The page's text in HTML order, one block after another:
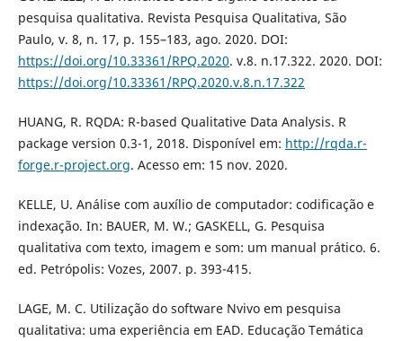
pesquisa qualitativa. Revista Pesquisa Qualitativa, São
Paulo, v. 8, n. 17, p. 155–183, ago. 2020. DOI:
https://doi.org/10.33361/RPQ.2020. v.8. n.17.322. 2020. DOI:
https://doi.org/10.33361/RPQ.2020.v.8.n.17.322
HUANG, R. RQDA: R-based Qualitative Data Analysis. R
package version 0.3-1, 2018. Disponível em: http://rqda.r-
forge.r-project.org. Acesso em: 15 nov. 2020.
KELLE, U. Análise com auxílio de computador: codificação e
indexação. In: BAUER, M. W.; GASKELL, G. Pesquisa
qualitativa com texto, imagem e som: um manual prático. 6.
ed. Petrópolis: Vozes, 2007. p. 393-415.
LAGE, M. C. Utilização do software Nvivo em pesquisa
qualitativa: uma experiência em EAD. Educação Temática